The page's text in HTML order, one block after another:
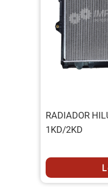
RADIADOR
1KD/2KD